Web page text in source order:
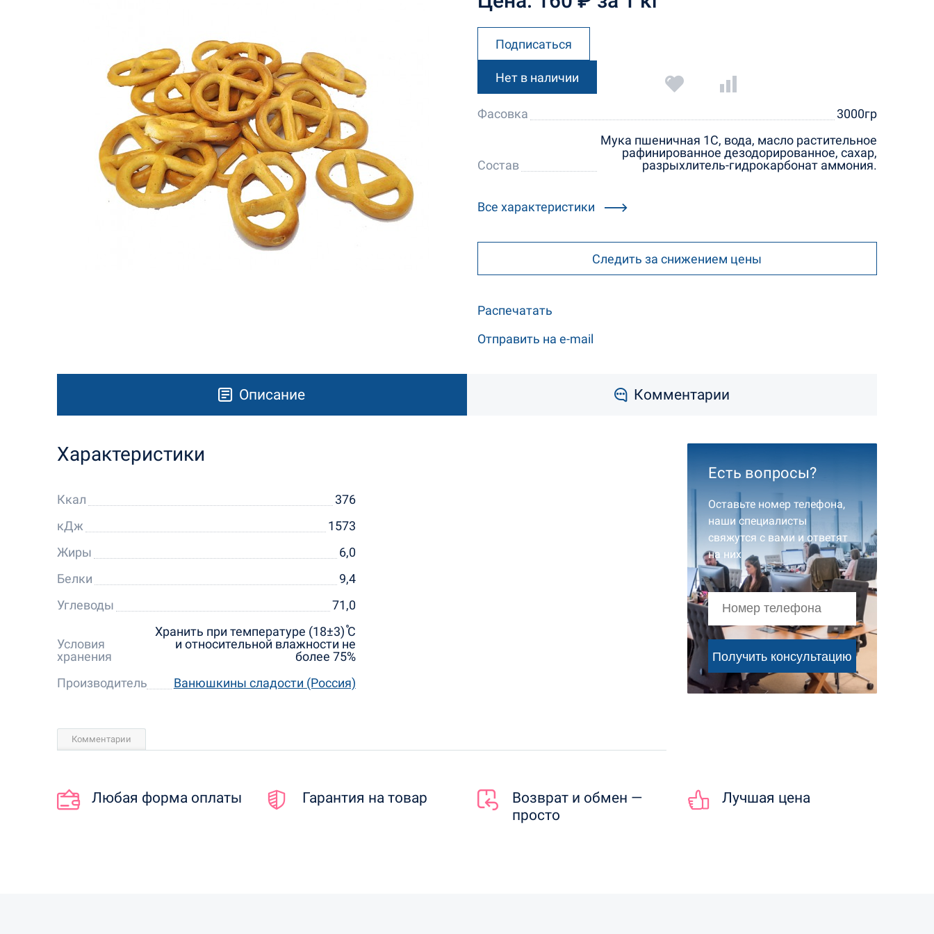
Подписаться
Нет в наличии
Фасовка 3000гр
Состав
Мука пшеничная 1С, вода, масло растительное
рафинированное дезодорированное, сахар,
разрыхлитель-гидрокарбонат аммония.
Все характеристики
Следить за снижением цены
Распечатать
Отправить на e-mail
Описание Комментарии
Характеристики
Ккал
376
кДж
1573
Жиры
6,0
Белки
9,4
Углеводы
71,0
Условия
хранения
Хранить при температуре (18±3) ֯С
и относительной влажности не
более 75%
Производитель
Ванюшкины сладости (Россия)
Комментарии
Есть вопросы?
Оставьте номер телефона,
наши специалисты
свяжутся с вами и ответят
на них
Любая форма оплаты Гарантия на товар
Возврат и обмен —
просто
Лучшая цена